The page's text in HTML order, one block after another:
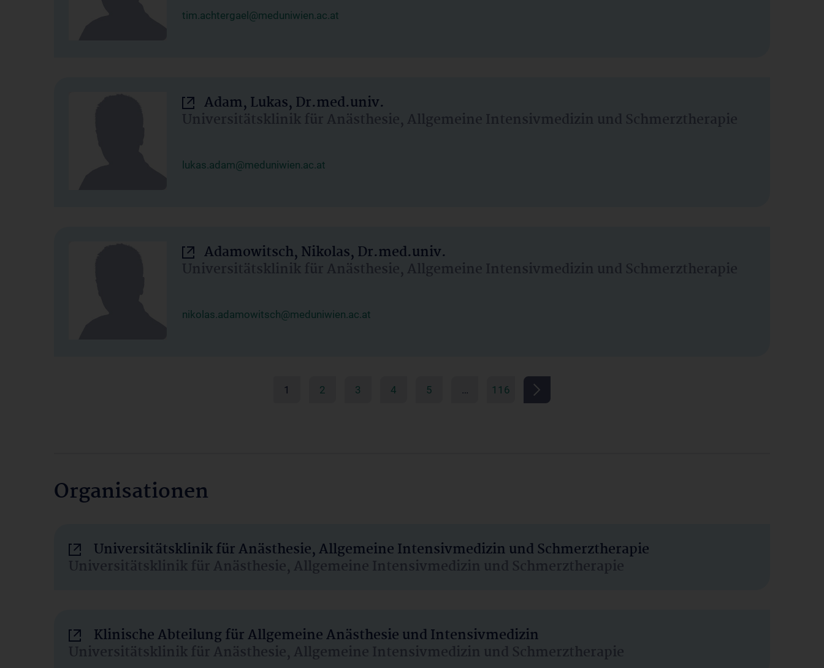
tim.achtergael@meduniwien.ac.at
Adam, Lukas, Dr.med.univ.
Universitätsklinik für Anästhesie, Allgemeine Intensivmedizin und Schmerztherapie
lukas.adam@meduniwien.ac.at
Adamowitsch, Nikolas, Dr.med.univ.
Universitätsklinik für Anästhesie, Allgemeine Intensivmedizin und Schmerztherapie
nikolas.adamowitsch@meduniwien.ac.at
1 2 3 4 5 … 116
Organisationen
Universitätsklinik für Anästhesie, Allgemeine Intensivmedizin und Schmerztherapie
Universitätsklinik für Anästhesie, Allgemeine Intensivmedizin und Schmerztherapie
Klinische Abteilung für Allgemeine Anästhesie und Intensivmedizin
Universitätsklinik für Anästhesie, Allgemeine Intensivmedizin und Schmerztherapie